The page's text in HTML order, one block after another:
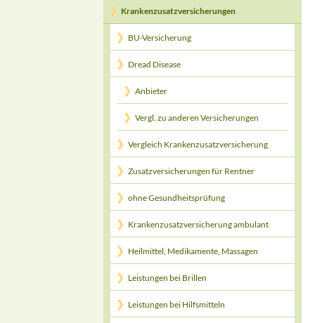
Krankenzusatzversicherungen
BU-Versicherung
Dread Disease
Anbieter
Vergl. zu anderen Versicherungen
Vergleich Krankenzusatzversicherung
Zusatzversicherungen für Rentner
ohne Gesundheitsprüfung
Krankenzusatzversicherung ambulant
Heilmittel, Medikamente, Massagen
Leistungen bei Brillen
Leistungen bei Hilfsmitteln